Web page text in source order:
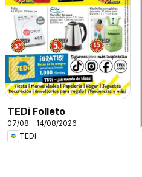
TEDi Folleto
07/08 - 14/08/2026
TEDi